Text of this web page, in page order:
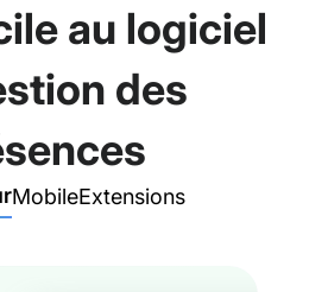
au logiciel
des
MobileExtensions